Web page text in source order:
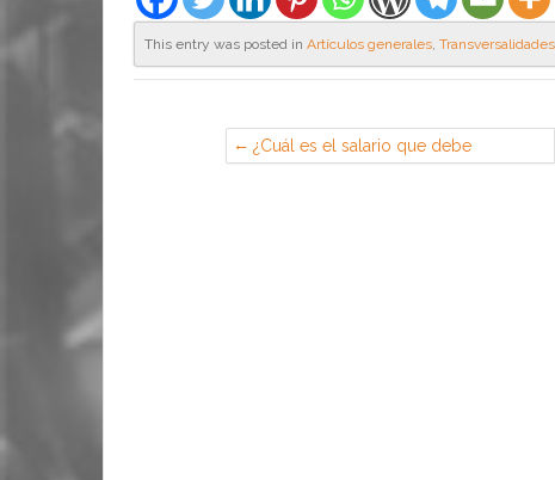
This entry was posted in Artículos generales, Transversalidades
¿Cuál es el salario que debe
indicarse en la copia básica del